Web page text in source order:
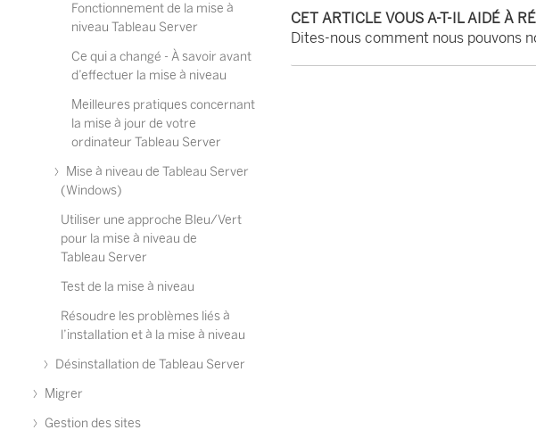
Fonctionnement de la mise à
niveau Tableau Server
Ce qui a changé - À savoir avant
d’effectuer la mise à niveau
Meilleures pratiques concernant
la mise à jour de votre
ordinateur Tableau Server
Mise à niveau de Tableau Server
(Windows)
Utiliser une approche Bleu/Vert
pour la mise à niveau de
Tableau Server
Test de la mise à niveau
Résoudre les problèmes liés à
l’installation et à la mise à niveau
Désinstallation de Tableau Server
Migrer
Gestion des sites
CET ARTICLE VOUS A-T-IL AIDÉ À
Dites-nous comment nous pouvons